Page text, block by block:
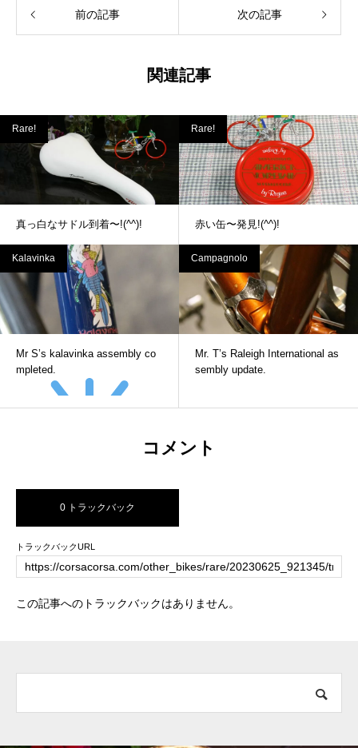
前の記事 次の記事
関連記事
Rare!
真っ白なサドル到着〜!(^^)!
Rare!
赤い缶〜発見!(^^)!
Kalavinka
Mr S’s kalavinka assembly co
mpleted.
Campagnolo
Mr. T’s Raleigh International as
sembly update.
コメント
0 トラックバック
トラックバックURL
この記事へのトラックバックはありません。